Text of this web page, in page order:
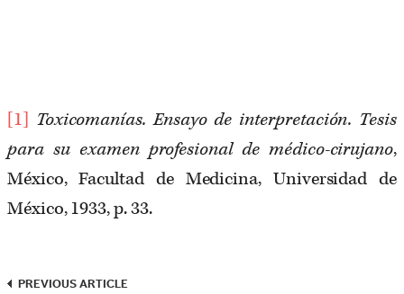
[1] Toxicomanías. Ensayo de interpretación. Tesis
para su examen profesional de médico-cirujano,
México, Facultad de Medicina, Universidad de
México, 1933, p. 33.
PREVIOUS ARTICLE